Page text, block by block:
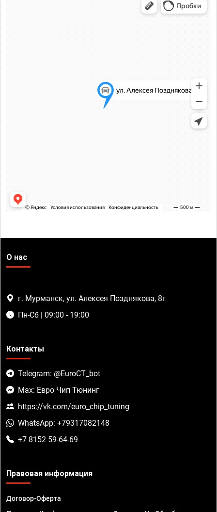
О нас
г. Мурманск, ул. Алексея Позднякова, 8г
Пн-Сб | 09:00 - 19:00
Контакты
Telegram: @EuroCT_bot
Max: Евро Чип Тюнинг
https://vk.com/euro_chip_tuning
WhatsApp: +79317082148
+7 8152 59-64-69
Правовая информация
Договор-Оферта